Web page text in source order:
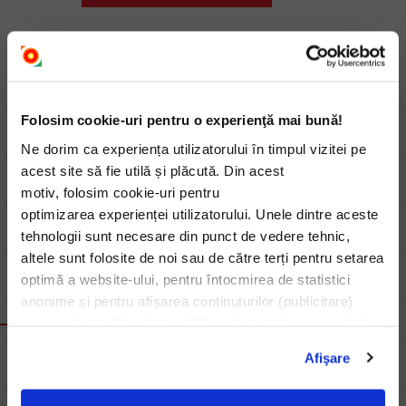
Folosim cookie-uri pentru o experienţă mai bună!
Ne dorim ca experiența utilizatorului în timpul vizitei pe
acest site să fie utilă și plăcută. Din acest
motiv, folosim cookie-uri pentru
optimizarea experienței utilizatorului. Unele dintre aceste
tehnologii sunt necesare din punct de vedere tehnic,
altele sunt folosite de noi sau de către terți pentru setarea
optimă a website-ului, pentru întocmirea de statistici
anonime și pentru afișarea conținuturilor (publicitare)
din afara UE care nu asigură un nivel adecvat de
Afişare
Petromidia Turnaround 2024